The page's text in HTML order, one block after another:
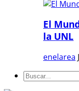
El
la UNL
enelarea